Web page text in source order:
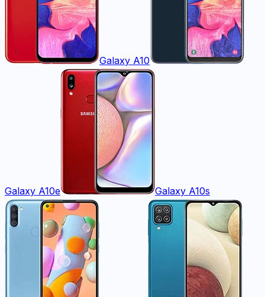
Galaxy A10
Galaxy A10e Galaxy A10s